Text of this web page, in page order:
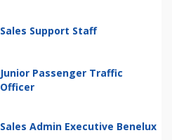
Sales Support Staff
Junior Passenger Traffic
Officer
Sales Admin Executive Benelux